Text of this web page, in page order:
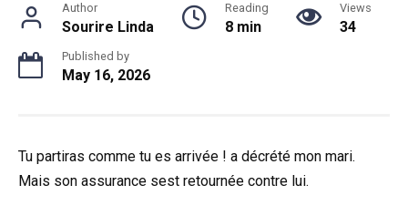
Author
Sourire Linda
Reading
8 min
Views
34
Published by
May 16, 2026
Tu partiras comme tu es arrivée ! a décrété mon mari.
Mais son assurance sest retournée contre lui.